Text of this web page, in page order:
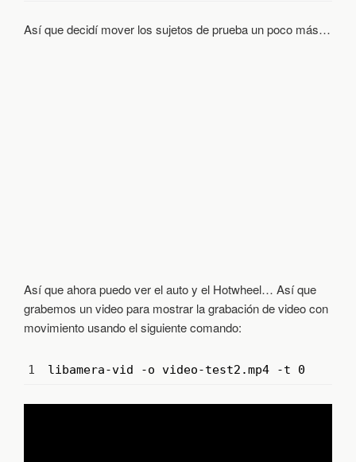
Así que decidí mover los sujetos de prueba un poco más…
Así que ahora puedo ver el auto y el Hotwheel… Así que
grabemos un video para mostrar la grabación de video con
movimiento usando el siguiente comando:
1 libamera-vid -o video-test2 .mp4 -t 0